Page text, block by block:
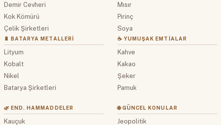
Demir Cevheri
Kok Kömürü
Çelik Şirketleri
🔋 BATARYA METALLERI
Lityum
Kobalt
Nikel
Batarya Şirketleri
Mısır
Pirinç
Soya
☕ YUMUŞAK EMTIALAR
Kahve
Kakao
Şeker
Pamuk
🌿 END. HAMMADDELER
Kauçuk
🌐 GÜNCEL KONULAR
Jeopolitik